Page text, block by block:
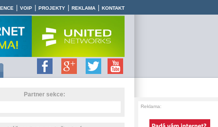
VOIP PROJEKTY REKLAMA KONTAKT
Partner sekce:
Reklama: